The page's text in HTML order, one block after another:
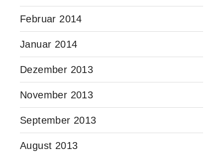
Februar 2014
Januar 2014
Dezember 2013
November 2013
September 2013
August 2013